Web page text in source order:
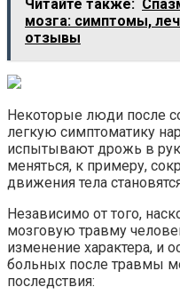
Читайте также:
мозга: симптомы,
отзывы
Некоторые люди после
легкую симптоматику
испытывают дрожь в
меняться, к примеру,
движения тела
Независимо от того,
мозговую травму
изменение характера, и
больных после травмы
последствия: